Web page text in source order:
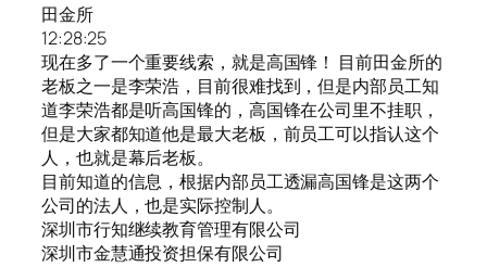
田金所
12:28:25
现在多了一个重要线索，就是高国锋！ 目前田金所的
老板之一是李荣浩，目前很难找到，但是内部员工知
道李荣浩都是听高国锋的，高国锋在公司里不挂职，
但是大家都知道他是最大老板，前员工可以指认这个
人，也就是幕后老板。
目前知道的信息，根据内部员工透漏高国锋是这两个
公司的法人，也是实际控制人。
深圳市行知继续教育管理有限公司
深圳市金慧通投资担保有限公司